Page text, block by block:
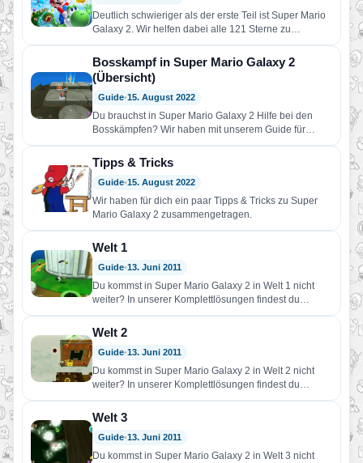
Deutlich schwieriger als der erste Teil ist Super Mario
Galaxy 2. Wir helfen dabei alle 121 Sterne zu…
Bosskampf in Super Mario Galaxy 2
(Übersicht)
Guide•15. August 2022
Du brauchst in Super Mario Galaxy 2 Hilfe bei den
Bosskämpfen? Wir haben mit unserem Guide für
jeden…
Tipps & Tricks
Guide•15. August 2022
Wir haben für dich ein paar Tipps & Tricks zu Super
Mario Galaxy 2 zusammengetragen.
Welt 1
Guide•13. Juni 2011
Du kommst in Super Mario Galaxy 2 in Welt 1 nicht
weiter? In unserer Komplettlösungen findest du
Hilfe!…
Welt 2
Guide•13. Juni 2011
Du kommst in Super Mario Galaxy 2 in Welt 2 nicht
weiter? In unserer Komplettlösungen findest du
Hilfe!…
Welt 3
Guide•13. Juni 2011
Du kommst in Super Mario Galaxy 2 in Welt 3 nicht